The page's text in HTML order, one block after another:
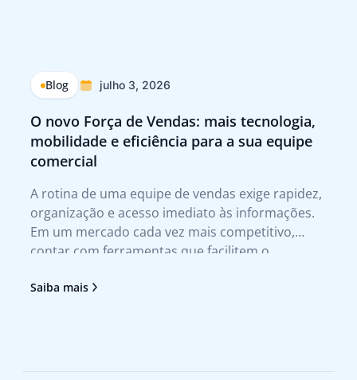
Blog julho 3, 2026
O novo Força de Vendas: mais tecnologia,
mobilidade e eficiência para a sua equipe
comercial
A rotina de uma equipe de vendas exige rapidez,
organização e acesso imediato às informações.
Em um mercado cada vez mais competitivo,
contar com ferramentas que facilitem o
decisão deixou de ser um diferencial para se
Saiba mais